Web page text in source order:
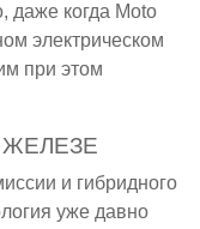
даже когда Moto
электрическом
при этом
и гибридного
уже давно